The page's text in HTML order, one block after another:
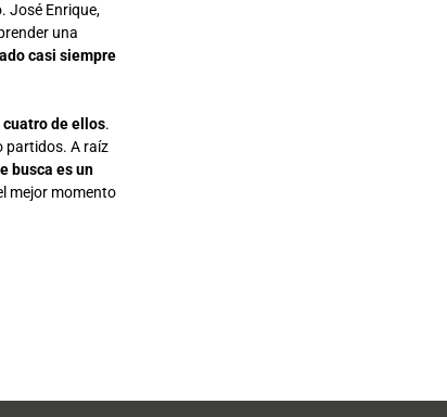
José Enrique,
una
casi siempre
de ellos.
partidos. A raíz
busca es un
mejor momento